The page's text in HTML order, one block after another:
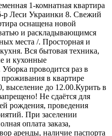
1-комнатная квартира
р Леси Украинки 8. Свежий
оснащена новой
и раскладывающимся
места /. Просторная и
Вся бытовая техника,
и кухонные
проводится раз в
в квартире
выселение до 12.00.Курить в
Не сдаётся для
рождения, проведения
При заселении
оплата заказа,
аренды, наличие паспорта